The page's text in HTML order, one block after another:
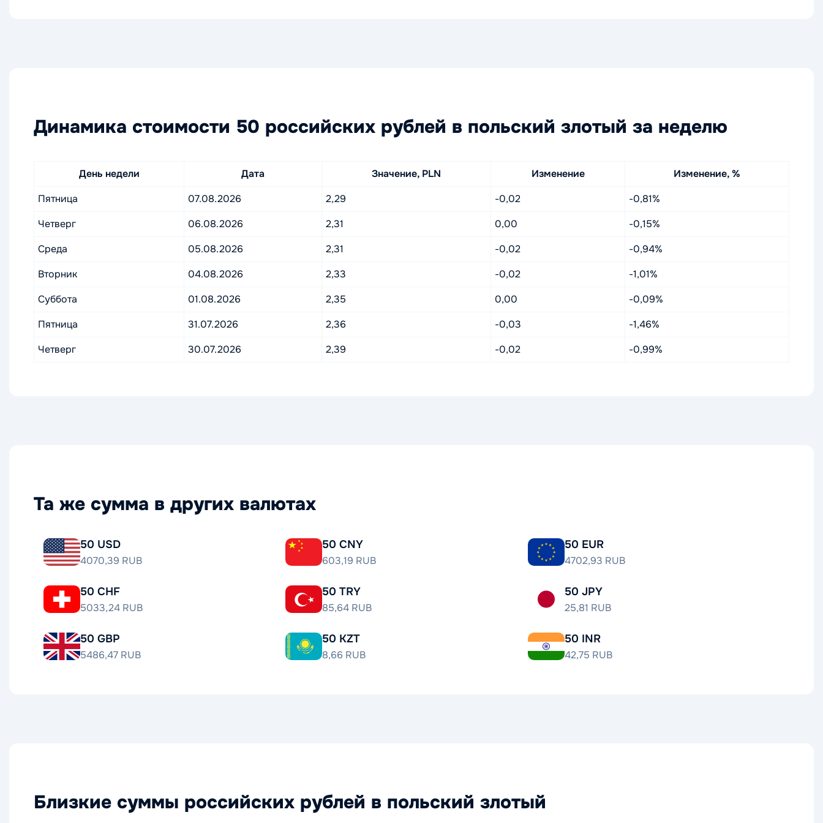
Динамика стоимости 50 российских рублей в польский злотый за неделю
День недели Дата Значение, PLN Изменение
Изменение, %
Пятница
07.08.2026 2,29 -0,02
-0,81%
Четверг
06.08.2026 2,31 0,00
-0,15%
Среда
05.08.2026 2,31 -0,02
-0,94%
Вторник
04.08.2026 2,33 -0,02
-1,01%
Суббота
01.08.2026 2,35 0,00
-0,09%
Пятница
31.07.2026 2,36 -0,03
-1,46%
Четверг
30.07.2026 2,39 -0,02 -0,99%
Та же сумма в других валютах
50 USD
4070,39 RUB
50 CNY
603,19 RUB
50 EUR
4702,93 RUB
50 CHF
5033,24 RUB
50 TRY
85,64 RUB
50 JPY
25,81 RUB
50 GBP
5486,47 RUB
50 KZT
8,66 RUB
50 INR
42,75 RUB
Близкие суммы российских рублей в польский злотый